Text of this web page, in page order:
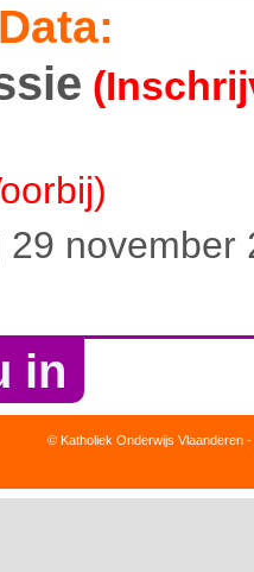
29 november
in
© Katholiek Onderwijs Vlaanderen